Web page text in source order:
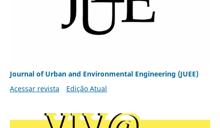
Journal of Urban and Environmental Engineering (JUEE)
Acessar revista
Edição Atual